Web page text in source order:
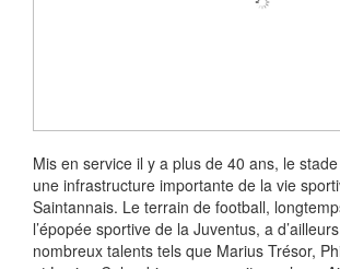
Mis en service il y a plus de 40 ans, le
une infrastructure importante de la vie
Saintannais. Le terrain de football,
l’épopée sportive de la Juventus, a
nombreux talents tels que Marius Trésor,